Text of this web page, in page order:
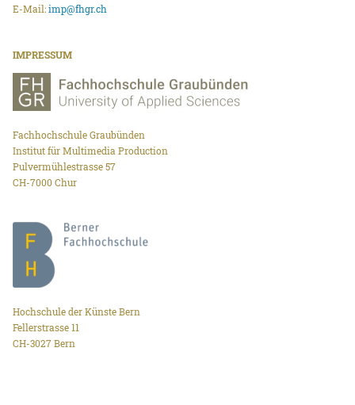
E-Mail:imp@fhgr.ch
IMPRESSUM
Fachhochschule Graubünden
Institut für Multimedia Production
Pulvermühlestrasse 57
CH-7000 Chur
Hochschule der Künste Bern
Fellerstrasse 11
CH-3027 Bern